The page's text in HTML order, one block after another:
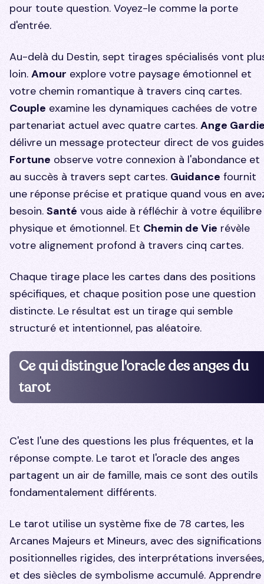
pour toute question. Voyez-le comme la porte
d'entrée.
Au-delà du Destin, sept tirages spécialisés vont
loin. Amour explore votre paysage émotionnel et
votre chemin romantique à travers cinq cartes.
Couple examine les dynamiques cachées de votre
partenariat actuel avec quatre cartes. Ange
délivre un message protecteur direct de vos
Fortune observe votre connexion à l'abondance et
au succès à travers sept cartes. Guidance fournit
une réponse précise et pratique quand vous en
besoin. Santé vous aide à réfléchir à votre équilibre
physique et émotionnel. Et Chemin de Vie révèle
votre alignement profond à travers cinq cartes.
Chaque tirage place les cartes dans des positions
spécifiques, et chaque position pose une question
distincte. Le résultat est un tirage qui semble
structuré et intentionnel, pas aléatoire.
Ce qui distingue l'oracle des anges du
tarot
C'est l'une des questions les plus fréquentes, et la
réponse compte. Le tarot et l'oracle des anges
partagent un air de famille, mais ce sont des outils
fondamentalement différents.
Le tarot utilise un système fixe de 78 cartes, les
Arcanes Majeurs et Mineurs, avec des significations
positionnelles rigides, des interprétations inversées,
et des siècles de symbolisme accumulé. Apprendre